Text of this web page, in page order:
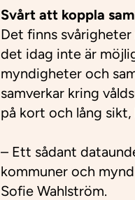
Svårt att koppla
Det finns
det idag inte är
myndigheter och
samverkar kring
på kort och lång
– Ett sådant
kommuner och
Sofie Wahlström.